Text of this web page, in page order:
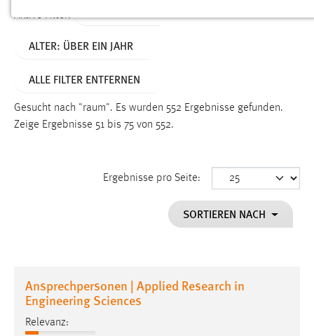
Aktive Filter:
ALTER: ÜBER EIN JAHR
ALLE FILTER ENTFERNEN
Gesucht nach "raum". Es wurden 552 Ergebnisse gefunden.
Zeige Ergebnisse 51 bis 75 von 552.
Ergebnisse pro Seite:
SORTIEREN NACH
Ansprechpersonen | Applied Research in
Engineering Sciences
Relevanz:
Funktionen und sind für die einwandfreie Funktion der
Name:
Dieser Cookie speichert die ausgewählten Einverständnis-
Performance
Name:
staticfilecache